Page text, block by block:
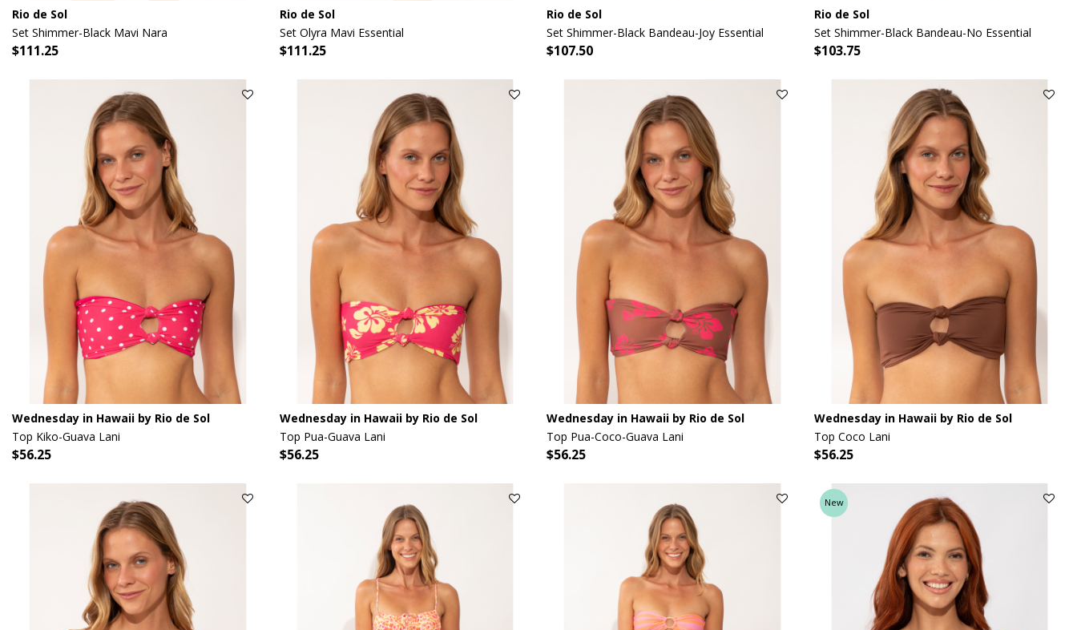
Rio de Sol
Set Shimmer-Black Mavi Nara
$111.25
Rio de Sol
Set Olyra Mavi Essential
$111.25
Rio de Sol
Set Shimmer-Black Bandeau-Joy Essential
$107.50
Rio de Sol
Set Shimmer-Black Bandeau-No Essential
$103.75
Wednesday in Hawaii by Rio de Sol
Top Kiko-Guava Lani
$56.25
Wednesday in Hawaii by Rio de Sol
Top Pua-Guava Lani
$56.25
Wednesday in Hawaii by Rio de Sol
Top Pua-Coco-Guava Lani
$56.25
Wednesday in Hawaii by Rio de Sol
Top Coco Lani
$56.25
New